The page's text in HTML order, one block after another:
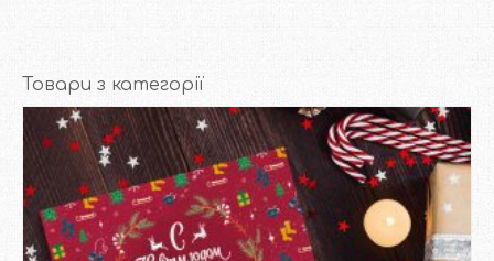
Товари з категорії